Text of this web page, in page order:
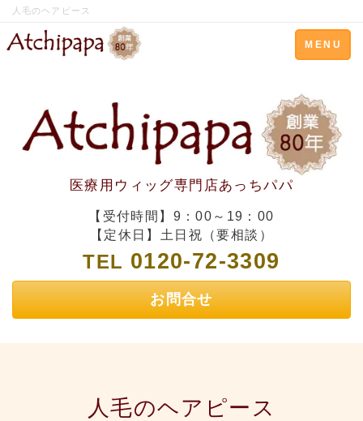
人毛のヘアピース
Toggle
navigation
MENU
医療用ウィッグ専門店あっちパパ
【受付時間】9：00～19：00
【定休日】土日祝（要相談）
TEL 0120-72-3309
お問合せ
人毛のヘアピース